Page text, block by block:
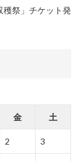
穫祭」チケット発
金 土
2 3